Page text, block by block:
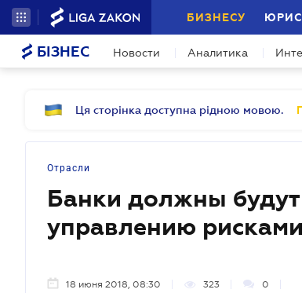
БИЗНЕСУ
БІЗНЕС Новости Аналитика
Ця сторінка доступна рідною мовою.
Отрасли
Банки должны
управлению рисками
18 июня 2018, 08:30 323 0